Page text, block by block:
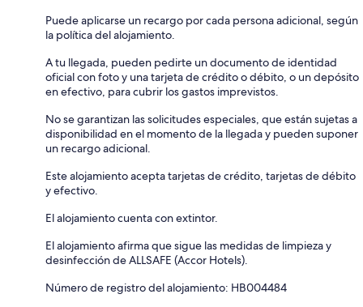
Puede aplicarse un recargo por cada persona adicional, según
la política del alojamiento.
A tu llegada, pueden pedirte un documento de identidad
oficial con foto y una tarjeta de crédito o débito, o un depósito
en efectivo, para cubrir los gastos imprevistos.
No se garantizan las solicitudes especiales, que están sujetas a
disponibilidad en el momento de la llegada y pueden suponer
un recargo adicional.
Este alojamiento acepta tarjetas de crédito, tarjetas de débito
y efectivo.
El alojamiento cuenta con extintor.
El alojamiento afirma que sigue las medidas de limpieza y
desinfección de ALLSAFE (Accor Hotels).
Número de registro del alojamiento: HB004484